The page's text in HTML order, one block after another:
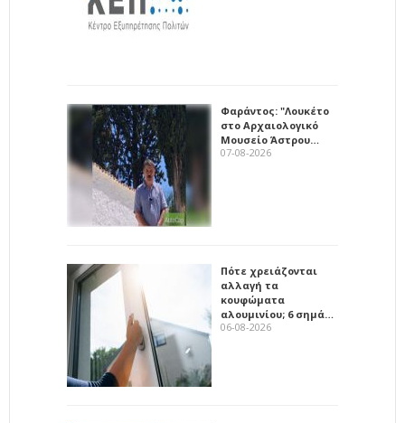
Φαράντος: "Λουκέτο
στο Αρχαιολογικό
Μουσείο Άστρου…
07-08-2026
Πότε χρειάζονται
αλλαγή τα
κουφώματα
αλουμινίου; 6 σημά…
06-08-2026